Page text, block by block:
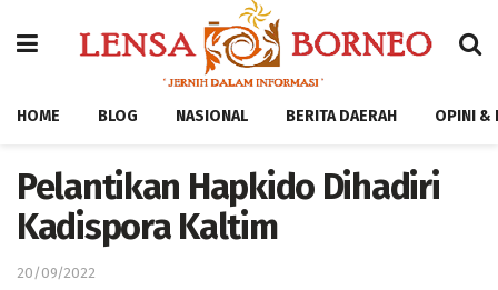
HOME BLOG NASIONAL BERITA DAERAH OPINI &
Pelantikan Hapkido Dihadiri
Kadispora Kaltim
20/09/2022